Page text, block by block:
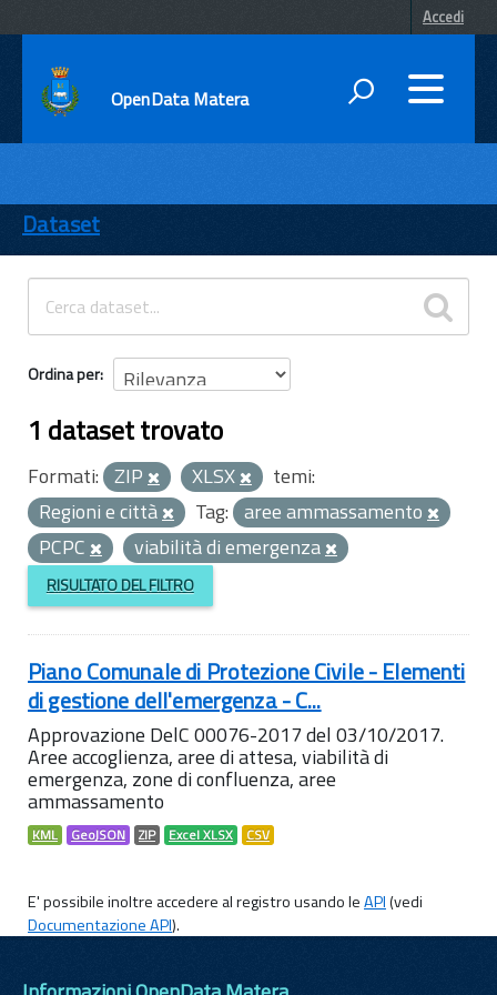
Accedi
OpenData Matera
ENTI
TEMI
INFORMAZIONI
Dataset
Ordina per
1 dataset trovato
Formati: ZIP XLSX
temi:
Regioni e città
Tag: aree ammassamento
PCPC
viabilità di emergenza
RISULTATO DEL FILTRO
Piano Comunale di Protezione Civile - Elementi
di gestione dell'emergenza - C...
Approvazione DelC 00076-2017 del 03/10/2017.
Aree accoglienza, aree di attesa, viabilità di
emergenza, zone di confluenza, aree
ammassamento
KML GeoJSON ZIP Excel XLSX CSV
E' possibile inoltre accedere al registro usando leAPI(vedi
Documentazione API).